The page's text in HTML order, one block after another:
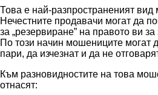
Това е най-разпространеният
Нечестните продавачи могат да
за „резервиране” на правото ви
По този начин мошениците могат
пари, да изчезнат и да не
Към разновидностите на това
отнасят: